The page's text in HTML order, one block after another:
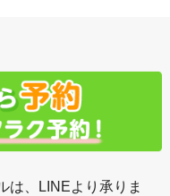
は、LINEより承りま